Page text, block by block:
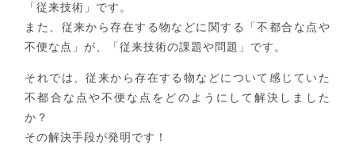
「従来技術」です。
また、従来から存在する物などに関する「不都合な点や
不便な点」が、「従来技術の課題や問題」です。
それでは、従来から存在する物などについて感じていた
不都合な点や不便な点をどのようにして解決しました
か？
その解決手段が発明です！